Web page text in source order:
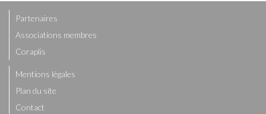
Partenaires
Associations membres
Coraplis
Mentions légales
Plan du site
Contact